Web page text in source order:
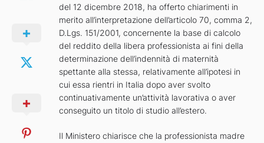
del 12 dicembre 2018, ha offerto chiarimenti in
merito all’interpretazione dell’articolo 70, comma 2,
D.Lgs. 151/2001, concernente la base di calcolo
del reddito della libera professionista ai fini della
determinazione dell’indennità di maternità
spettante alla stessa, relativamente all’ipotesi in
cui essa rientri in Italia dopo aver svolto
continuativamente un’attività lavorativa o aver
conseguito un titolo di studio all’estero.
Il Ministero chiarisce che la professionista madre